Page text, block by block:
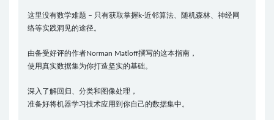
这里没有数学难题 – 只有获取掌握k-近邻算法、随机森林、神经网
络等实践洞见的途径。
由备受好评的作者Norman Matloff撰写的这本指南，
使用真实数据集为你打造坚实的基础。
深入了解回归、分类和图像处理，
准备好将机器学习技术应用到你自己的数据集中。